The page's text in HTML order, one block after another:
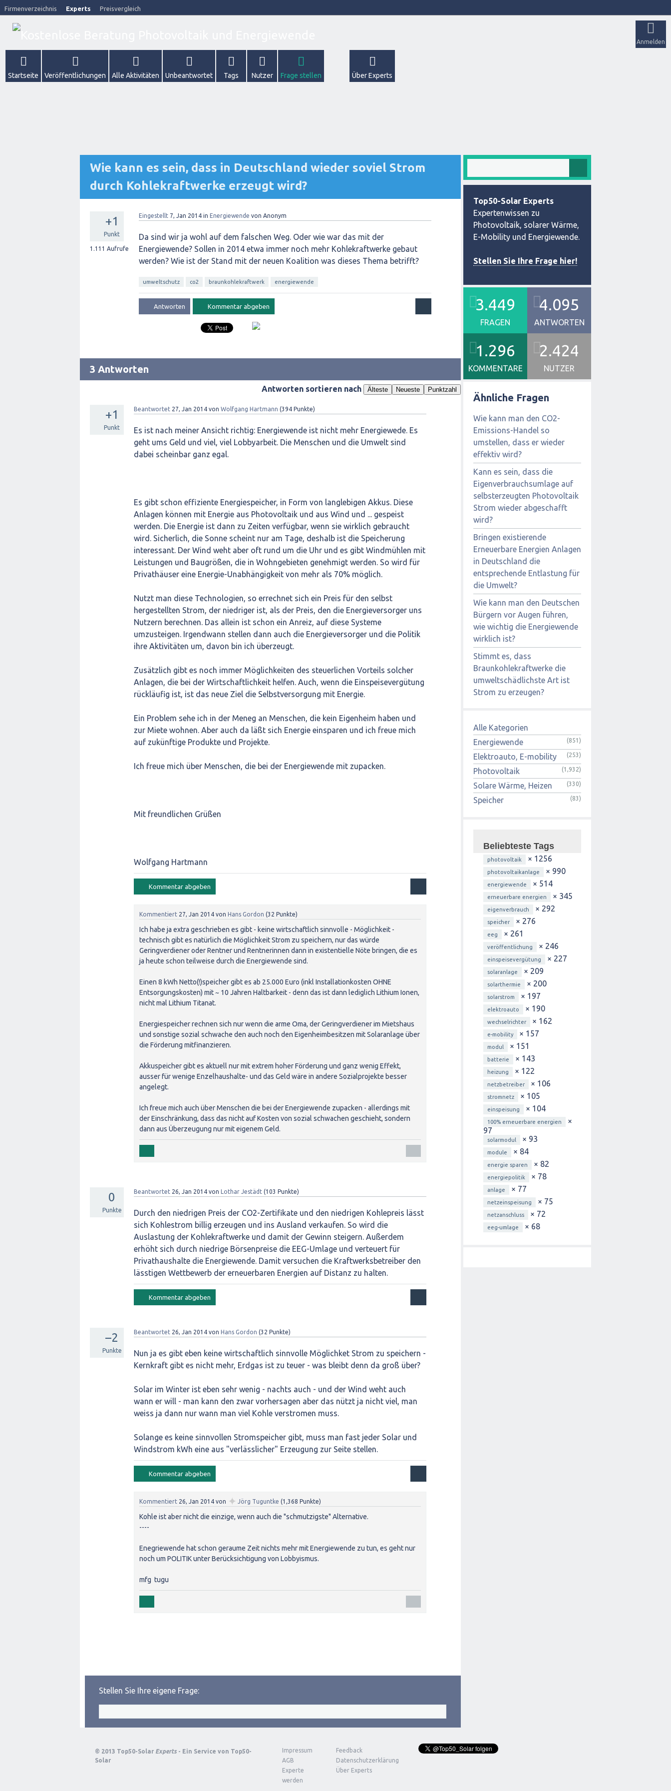
Firmenverzeichnis Experts Preisvergleich
Anmelden
Startseite Veröffentlichungen Alle Aktivitäten Unbeantwortet Tags Nutzer Frage stellen Über Experts
Wie kann es sein, dass in Deutschland wieder soviel Strom
durch Kohlekraftwerke erzeugt wird?
+1
Punkt
1.111 Aufrufe
Eingestellt 7, Jan 2014 in Energiewende von Anonym
Da sind wir ja wohl auf dem falschen Weg. Oder wie war das mit der
Energiewende? Sollen in 2014 etwa immer noch mehr Kohlekraftwerke gebaut
werden? Wie ist der Stand mit der neuen Koalition was dieses Thema betrifft?
umweltschutz co2 braunkohlekraftwerk energiewende
3 Antworten
Antworten sortieren nach Älteste Neueste Punktzahl
+1
Punkt
Beantwortet 27, Jan 2014 von Wolfgang Hartmann (394 Punkte)
Es ist nach meiner Ansicht richtig: Energiewende ist nicht mehr Energiewede. Es
geht ums Geld und viel, viel Lobbyarbeit. Die Menschen und die Umwelt sind
dabei scheinbar ganz egal.
Es gibt schon effiziente Energiespeicher, in Form von langlebigen Akkus. Diese
Anlagen können mit Energie aus Photovoltaik und aus Wind und ... gespeist
werden. Die Energie ist dann zu Zeiten verfügbar, wenn sie wirklich gebraucht
wird. Sicherlich, die Sonne scheint nur am Tage, deshalb ist die Speicherung
interessant. Der Wind weht aber oft rund um die Uhr und es gibt Windmühlen mit
Leistungen und Baugrößen, die in Wohngebieten genehmigt werden. So wird für
Privathäuser eine Energie-Unabhängigkeit von mehr als 70% möglich.
Nutzt man diese Technologien, so errechnet sich ein Preis für den selbst
hergestellten Strom, der niedriger ist, als der Preis, den die Energieversorger uns
Nutzern berechnen. Das allein ist schon ein Anreiz, auf diese Systeme
umzusteigen. Irgendwann stellen dann auch die Energieversorger und die Politik
ihre Aktivitäten um, davon bin ich überzeugt.
Zusätzlich gibt es noch immer Möglichkeiten des steuerlichen Vorteils solcher
Anlagen, die bei der Wirtschaftlichkeit helfen. Auch, wenn die Einspeisevergütung
rückläufig ist, ist das neue Ziel die Selbstversorgung mit Energie.
Ein Problem sehe ich in der Meneg an Menschen, die kein Eigenheim haben und
zur Miete wohnen. Aber auch da läßt sich Energie einsparen und ich freue mich
auf zukünftige Produkte und Projekte.
Ich freue mich über Menschen, die bei der Energiewende mit zupacken.
Mit freundlichen Grüßen
Wolfgang Hartmann
Kommentiert 27, Jan 2014 von Hans Gordon (32 Punkte)
Ich habe ja extra geschrieben es gibt - keine wirtschaftlich sinnvolle - Möglichkeit -
technisch gibt es natürlich die Möglichkeit Strom zu speichern, nur das würde
Geringverdiener oder Rentner und Rentnerinnen dann in existentielle Nöte bringen, die es
ja heute schon teilweise durch die Energiewende sind.
Einen 8 kWh Netto(!)speicher gibt es ab 25.000 Euro (inkl Installationkosten OHNE
Entsorgungskosten) mit ~ 10 Jahren Haltbarkeit - denn das ist dann lediglich Lithium Ionen,
nicht mal Lithium Titanat.
Energiespeicher rechnen sich nur wenn die arme Oma, der Geringverdiener im Mietshaus
und sonstige sozial schwache den auch noch den Eigenheimbesitzen mit Solaranlage über
die Förderung mitfinanzieren.
Akkuspeicher gibt es aktuell nur mit extrem hoher Förderung und ganz wenig Effekt,
ausser für wenige Enzelhaushalte- und das Geld wäre in andere Sozialprojekte besser
angelegt.
Ich freue mich auch über Menschen die bei der Energiewende zupacken - allerdings mit
der Einschränkung, dass das nicht auf Kosten von sozial schwachen geschieht, sondern
dann aus Überzeugung nur mit eigenem Geld.
0
Punkte
Beantwortet 26, Jan 2014 von Lothar Jestädt (103 Punkte)
Durch den niedrigen Preis der CO2-Zertifikate und den niedrigen Kohlepreis lässt
sich Kohlestrom billig erzeugen und ins Ausland verkaufen. So wird die
Auslastung der Kohlekraftwerke und damit der Gewinn steigern. Außerdem
erhöht sich durch niedrige Börsenpreise die EEG-Umlage und verteuert für
Privathaushalte die Energiewende. Damit versuchen die Kraftwerksbetreiber den
lässtigen Wettbewerb der erneuerbaren Energien auf Distanz zu halten.
–2
Punkte
Beantwortet 26, Jan 2014 von Hans Gordon (32 Punkte)
Nun ja es gibt eben keine wirtschaftlich sinnvolle Möglichket Strom zu speichern -
Kernkraft gibt es nicht mehr, Erdgas ist zu teuer - was bleibt denn da groß über?
Solar im Winter ist eben sehr wenig - nachts auch - und der Wind weht auch
wann er will - man kann den zwar vorhersagen aber das nützt ja nicht viel, man
weiss ja dann nur wann man viel Kohle verstromen muss.
Solange es keine sinnvollen Stromspeicher gibt, muss man fast jeder Solar und
Windstrom kWh eine aus "verlässlicher" Erzeugung zur Seite stellen.
Kommentiert 26, Jan 2014 von ✦ Jörg Tuguntke (1,368 Punkte)
Kohle ist aber nicht die einzige, wenn auch die "schmutzigste" Alternative.
----
Enegriewende hat schon geraume Zeit nichts mehr mit Energiewende zu tun, es geht nur
noch um POLITIK unter Berücksichtigung von Lobbyismus.
mfg tugu
Stellen Sie Ihre eigene Frage:
Top50-Solar Experts
Expertenwissen zu
Photovoltaik, solarer Wärme,
E-Mobility und Energiewende.
Stellen Sie Ihre Frage hier!
3.449
FRAGEN
4.095
ANTWORTEN
1.296
KOMMENTARE
2.424
NUTZER
Ähnliche Fragen
Wie kann man den CO2-
Emissions-Handel so
umstellen, dass er wieder
effektiv wird?
Kann es sein, dass die
Eigenverbrauchsumlage auf
selbsterzeugten Photovoltaik
Strom wieder abgeschafft
wird?
Bringen existierende
Erneuerbare Energien Anlagen
in Deutschland die
entsprechende Entlastung für
die Umwelt?
Wie kann man den Deutschen
Bürgern vor Augen führen,
wie wichtig die Energiewende
wirklich ist?
Stimmt es, dass
Braunkohlekraftwerke die
umweltschädlichste Art ist
Strom zu erzeugen?
Alle Kategorien
Energiewende
(851)
Elektroauto, E-mobility (253)
Photovoltaik (1,932)
Solare Wärme, Heizen (330)
Speicher (83)
Beliebteste Tags
photovoltaik × 1256
photovoltaikanlage × 990
energiewende × 514
erneuerbare energien × 345
eigenverbrauch × 292
speicher × 276
eeg × 261
veröffentlichung × 246
einspeisevergütung × 227
solaranlage × 209
solarthermie × 200
solarstrom × 197
elektroauto × 190
wechselrichter × 162
e-mobility × 157
modul × 151
batterie × 143
heizung × 122
netzbetreiber × 106
stromnetz × 105
einspeisung × 104
100% erneuerbare energien
×
97
solarmodul × 93
module × 84
energie sparen × 82
energiepolitik × 78
anlage × 77
netzeinspeisung × 75
netzanschluss × 72
eeg-umlage × 68
© 2013 Top50-Solar Experts - Ein Service von Top50-
Solar
Impressum
Feedback
AGB
Datenschutzerklärung
Experte
werden
Über Experts